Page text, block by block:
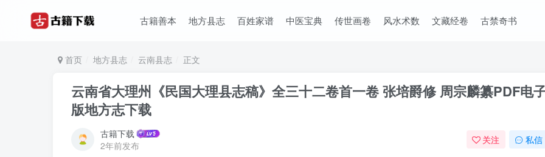
古籍善本 地方县志 百姓家谱 中医宝典 传世画卷 风水术数 文藏经卷 古禁奇书
首页 地方县志 云南县志 正文
云南省大理州《民国大理县志稿》全三十二卷首一卷 张培爵修 周宗麟纂PDF电
版地方志下载
古籍下载
2年前发布
关注 私信